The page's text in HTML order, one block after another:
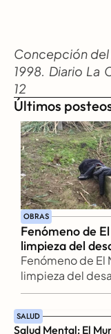
Concepción del
1998. Diario La
12
Últimos
OBRAS
Fenómeno de
limpieza del
Fenómeno de El
limpieza del
SALUD
Salud Mental: El